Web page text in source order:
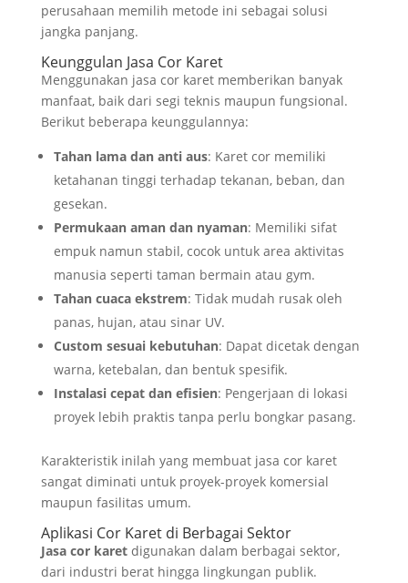
perusahaan memilih metode ini sebagai solusi
jangka panjang.
Keunggulan Jasa Cor Karet
Menggunakan jasa cor karet memberikan banyak
manfaat, baik dari segi teknis maupun fungsional.
Berikut beberapa keunggulannya:
Tahan lama dan anti aus: Karet cor memiliki
ketahanan tinggi terhadap tekanan, beban, dan
gesekan.
Permukaan aman dan nyaman: Memiliki sifat
empuk namun stabil, cocok untuk area aktivitas
manusia seperti taman bermain atau gym.
Tahan cuaca ekstrem: Tidak mudah rusak oleh
panas, hujan, atau sinar UV.
Custom sesuai kebutuhan: Dapat dicetak dengan
warna, ketebalan, dan bentuk spesifik.
Instalasi cepat dan efisien: Pengerjaan di lokasi
proyek lebih praktis tanpa perlu bongkar pasang.
Karakteristik inilah yang membuat jasa cor karet
sangat diminati untuk proyek-proyek komersial
maupun fasilitas umum.
Aplikasi Cor Karet di Berbagai Sektor
Jasa cor karetdigunakan dalam berbagai sektor,
dari industri berat hingga lingkungan publik.